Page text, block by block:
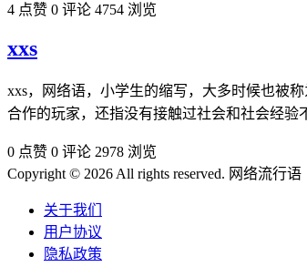
4 点赞 0 评论 4754 浏览
xxs
xxs，网络语，小学生的缩写，大多时候也被
合作的玩家，还指没有接触过社会和社会经验
0 点赞 0 评论 2978 浏览
Copyright © 2026 All rights reserved. 网络流行语
关于我们
用户协议
隐私政策